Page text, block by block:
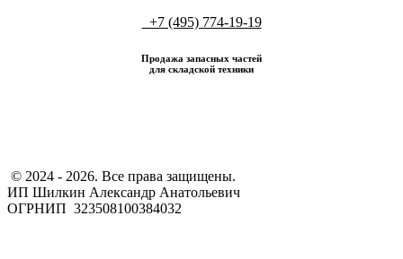
+7 (495) 774-19-19
Продажа запасных частей
для складской техники
​ © 2024 - 2026. Все права защищены.
ИП Шилкин Александр Анатольевич
ОГРНИП 323508100384032